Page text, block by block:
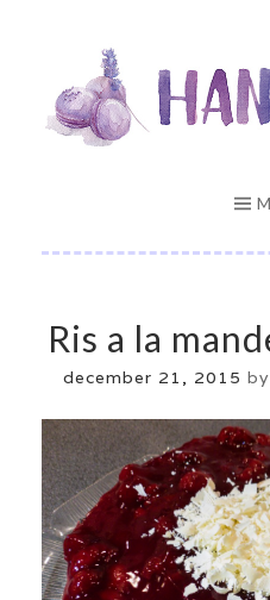
content
HANNEMAD.DK
Opskrifter til hverdag og fest
Ris a la
december 21, 2015 by